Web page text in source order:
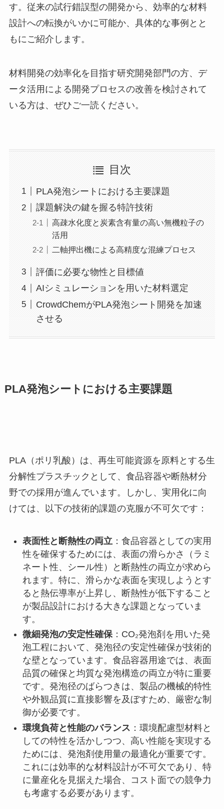
す。従来の試行錯誤型の開発から、効率的な材料
設計への転換がいかに可能か、具体的な事例とと
もにご紹介します。
材料開発の効率化を目指す研究開発部門の方、デ
ータ活用による開発プロセスの改善を検討されて
いる方は、ぜひご一読ください。
目次
PLA発泡シートにおける主要課題
課題解決の鍵を握る特許技術
高疎水化度と炭素含有量の高い無機粒子の
活用
二軸押出機による高精度な混練プロセス
評価に必要な物性と目標値
AIシミュレーションを用いた材料選定
CrowdChemがPLA発泡シート開発を加速
させる
PLA発泡シートにおける主要課題
PLA（ポリ乳酸）は、再生可能資源を原料とする生
分解性プラスチックとして、食品容器や断熱材分
野での採用が進んでいます。しかし、実用化に向
けては、以下の技術的課題の克服が不可欠です：
表面性と断熱性の両立 ：食品容器としての実用
性を確保するためには、表面の滑らかさ（ラミ
ネート性、シール性）と断熱性の両立が求めら
れます。特に、滑らかな表面を実現しようとす
ると熱伝導率が上昇し、断熱性が低下すること
が製品設計における大きな課題となっていま
す。
微細発泡の安定性確保：CO₂発泡剤を用いた発
泡工程において、発泡径の安定性確保が技術的
な壁となっています。食品容器用途では、表面
品質の確保と均質な発泡構造の両立が特に重要
です。発泡径のばらつきは、製品の機械的特性
や外観品質に直接影響を及ぼすため、厳密な制
御が必要です。
環境負荷と性能のバランス ：環境配慮型材料と
しての特性を活かしつつ、高い性能を実現する
ためには、発泡剤使用量の最適化が重要です。
これには効率的な材料設計が不可欠であり、特
に量産化を見据えた場合、コスト面での競争力
も考慮する必要があります。